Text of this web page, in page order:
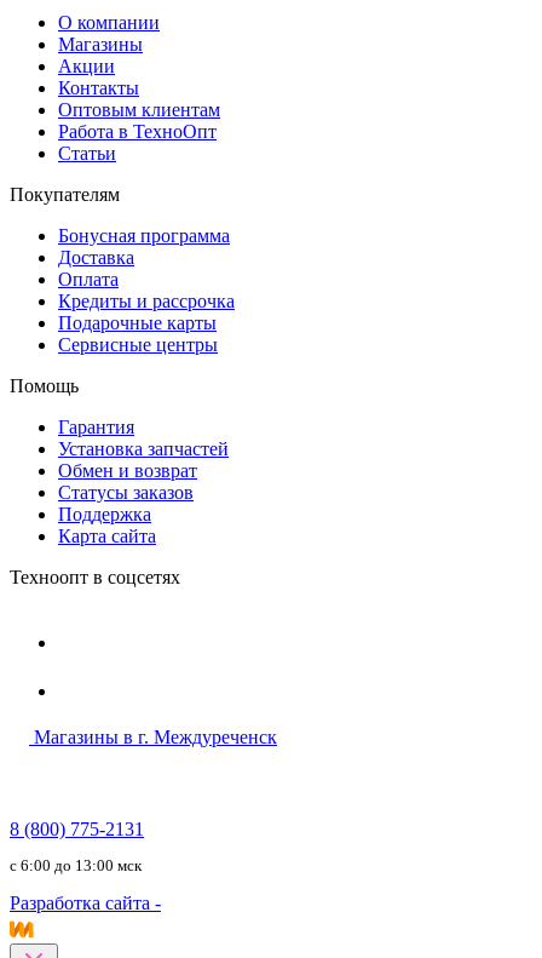
О компании
Магазины
Акции
Контакты
Оптовым клиентам
Работа в ТехноОпт
Статьи
Покупателям
Бонусная программа
Доставка
Оплата
Кредиты и рассрочка
Подарочные карты
Сервисные центры
Помощь
Гарантия
Установка запчастей
Обмен и возврат
Статусы заказов
Поддержка
Карта сайта
Техноопт в соцсетях
Магазины в г. Междуреченск
8 (800) 775-2131
c 6:00 до 13:00 мск
Разработка сайта -